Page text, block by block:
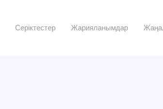
Серіктестер Жарияланымдар